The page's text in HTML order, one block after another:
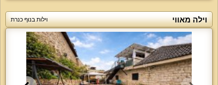
וילה מאווי וילות בנוף כנרת